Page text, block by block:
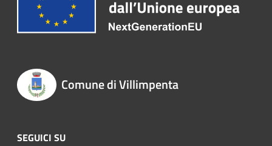
Comune di Villimpenta
SEGUICI SU